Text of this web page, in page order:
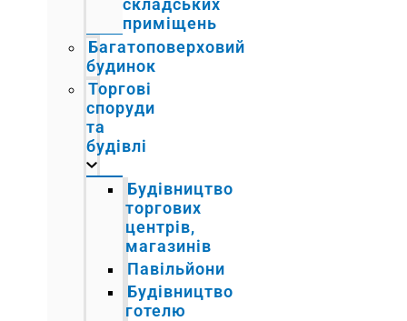
складських
приміщень
Багатоповерховий
будинок
Торгові
споруди
та
будівлі
Будівництво
торгових
центрів,
магазинів
Павільйони
Будівництво
готелю